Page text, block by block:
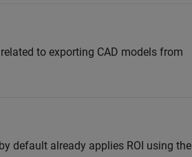
to exporting CAD models from
default already applies ROI using the